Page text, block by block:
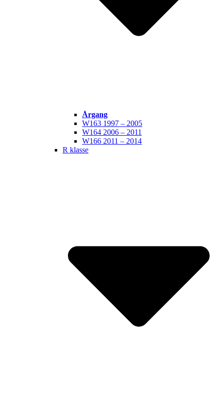
Årgang
W163 1997 – 2005
W164 2006 – 2011
W166 2011 – 2014
R klasse